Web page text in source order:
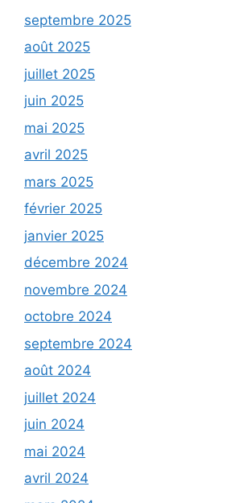
septembre 2025
août 2025
juillet 2025
juin 2025
mai 2025
avril 2025
mars 2025
février 2025
janvier 2025
décembre 2024
novembre 2024
octobre 2024
septembre 2024
août 2024
juillet 2024
juin 2024
mai 2024
avril 2024